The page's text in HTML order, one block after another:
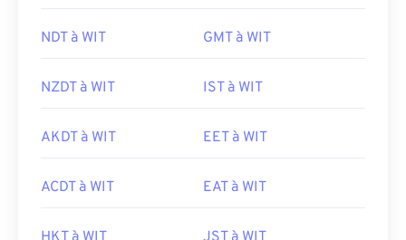
NDT à WIT GMT à WIT
NZDT à WIT IST à WIT
AKDT à WIT EET à WIT
ACDT à WIT EAT à WIT